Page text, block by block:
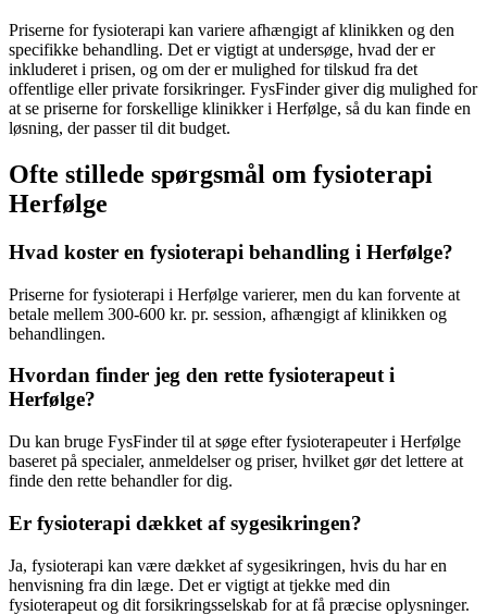
Priserne forfysioterapi kan variere afhængigt af klinikken og den
specifikke behandling. Det er vigtigt at undersøge, hvad der er
inkluderet i prisen, og om der er mulighed for tilskud fra det
offentlige eller private forsikringer. FysFinder giver dig mulighed for
at se priserne for forskellige klinikker i Herfølge, så du kan finde en
løsning, der passer til dit budget.
Ofte stillede spørgsmål om fysioterapi
Herfølge
Hvad koster en fysioterapi behandling i Herfølge?
Priserne forfysioterapi i Herfølge varierer, men du kan forvente at
betale mellem 300-600 kr. pr. session, afhængigt af klinikken og
behandlingen.
Hvordan finder jeg den rette fysioterapeut i
Herfølge?
Du kan bruge FysFinder til at søge efter fysioterapeuter i Herfølge
baseret på specialer, anmeldelser og priser, hvilket gør det lettere at
finde den rette behandler for dig.
Er fysioterapi dækket af sygesikringen?
Ja, fysioterapi kan være dækket af sygesikringen, hvis du har en
henvisning fra din læge. Det er vigtigt at tjekke med din
fysioterapeut og dit forsikringsselskab for at få præcise oplysninger.